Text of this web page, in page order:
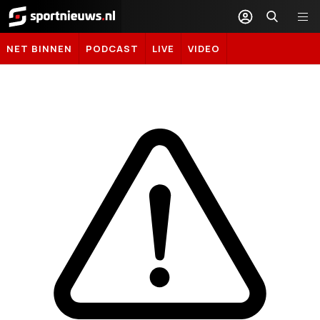
Sportnieuws.nl
NET BINNEN PODCAST LIVE VIDEO